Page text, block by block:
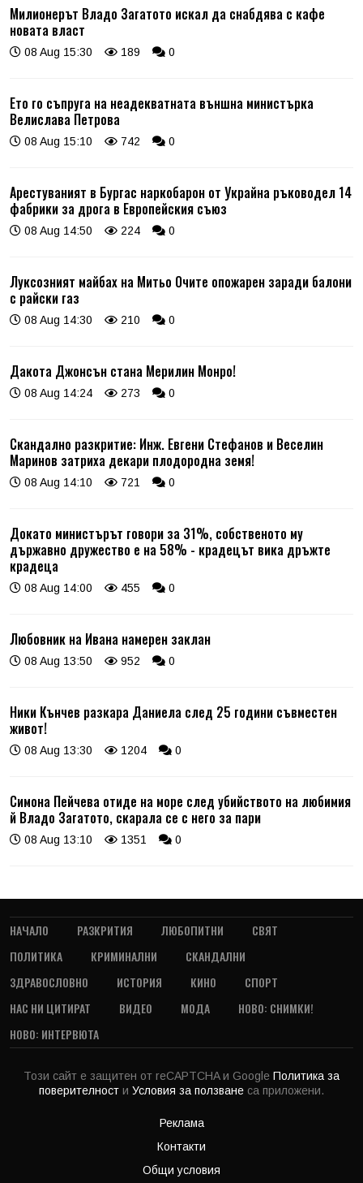
Милионерът Владо Загатото искал да снабдява с кафе
новата власт
08 Aug 15:30 189 0
Ето го съпруга на неадекватната външна министърка
Велислава Петрова
08 Aug 15:10 742 0
Арестуваният в Бургас наркобарон от Украйна ръководел 14
фабрики за дрога в Европейския съюз
08 Aug 14:50 224 0
Луксозният майбах на Митьо Очите опожарен заради балони
с райски газ
08 Aug 14:30 210 0
Дакота Джонсън стана Мерилин Монро!
08 Aug 14:24 273 0
Скандално разкритие: Инж. Евгени Стефанов и Веселин
Маринов затриха декари плодородна земя!
08 Aug 14:10 721 0
Докато министърът говори за 31%, собственото му
държавно дружество е на 58% - крадецът вика дръжте
крадеца
08 Aug 14:00 455 0
Любовник на Ивана намерен заклан
08 Aug 13:50 952 0
Ники Кънчев разкара Даниела след 25 години съвместен
живот!
08 Aug 13:30 1204 0
Симона Пейчева отиде на море след убийството на любимия
й Владо Загатото, скарала се с него за пари
08 Aug 13:10 1351 0
НАЧАЛО РАЗКРИТИЯ ЛЮБОПИТНИ
СВЯТ
ПОЛИТИКА
КРИМИНАЛНИ
СКАНДАЛНИ
ЗДРАВОСЛОВНО
ИСТОРИЯ КИНО
СПОРТ
НАС НИ ЦИТИРАТ
ВИДЕО МОДА
НОВО: СНИМКИ!
НОВО: ИНТЕРВЮТА
Този сайт е защитен от reCAPTCHA и Google Политика за
поверителност и Условия за ползване са приложени.
Реклама
Контакти
Общи условия